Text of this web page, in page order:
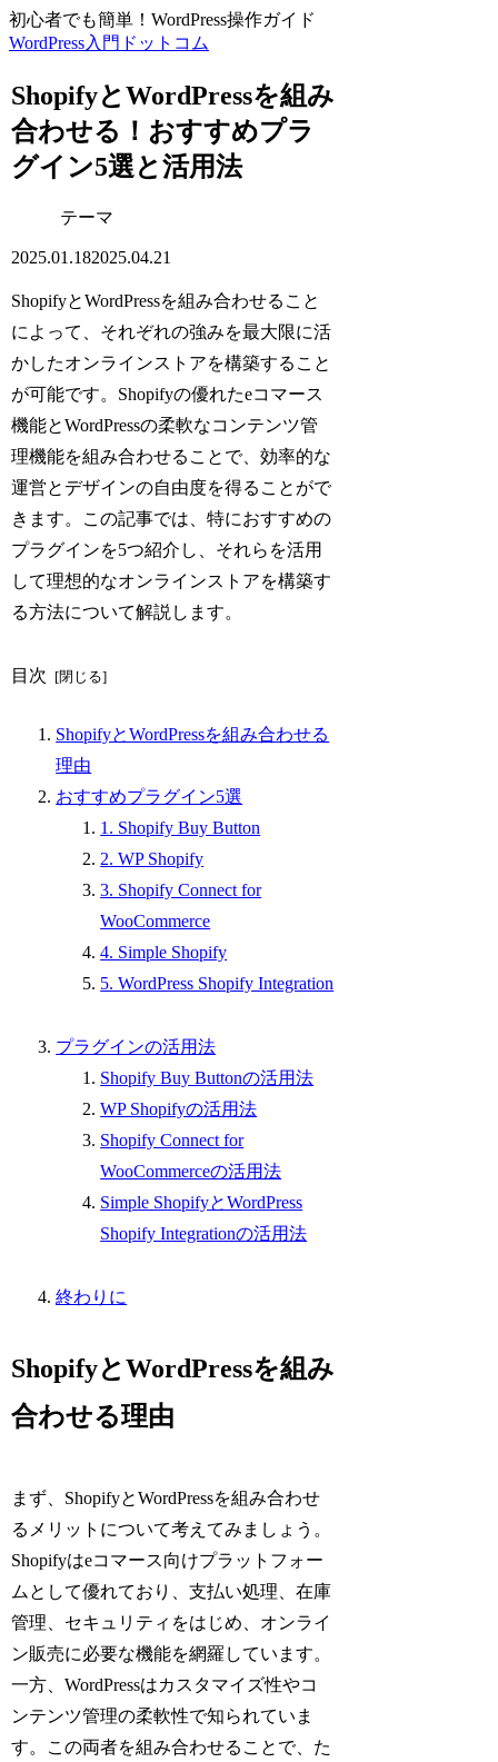
初心者でも簡単！WordPress操作ガイド
WordPress入門ドットコム
ShopifyとWordPressを組み
合わせる！おすすめプラ
グイン5選と活用法
テーマ
2025.01.182025.04.21
ShopifyとWordPressを組み合わせること
によって、それぞれの強みを最大限に活
かしたオンラインストアを構築すること
が可能です。Shopifyの優れたeコマース
機能とWordPressの柔軟なコンテンツ管
理機能を組み合わせることで、効率的な
運営とデザインの自由度を得ることがで
きます。この記事では、特におすすめの
プラグインを5つ紹介し、それらを活用
して理想的なオンラインストアを構築す
る方法について解説します。
目次
ShopifyとWordPressを組み合わせる
理由
おすすめプラグイン5選
1. Shopify Buy Button
2. WP Shopify
3. Shopify Connect for
WooCommerce
4. Simple Shopify
5. WordPress Shopify Integration
プラグインの活用法
Shopify Buy Buttonの活用法
WP Shopifyの活用法
Shopify Connect for
WooCommerceの活用法
Simple ShopifyとWordPress
Shopify Integrationの活用法
終わりに
ShopifyとWordPressを組み
合わせる理由
まず、ShopifyとWordPressを組み合わせ
るメリットについて考えてみましょう。
Shopifyはeコマース向けプラットフォー
ムとして優れており、支払い処理、在庫
管理、セキュリティをはじめ、オンライ
ン販売に必要な機能を網羅しています。
一方、WordPressはカスタマイズ性やコ
ンテンツ管理の柔軟性で知られていま
す。この両者を組み合わせることで、た